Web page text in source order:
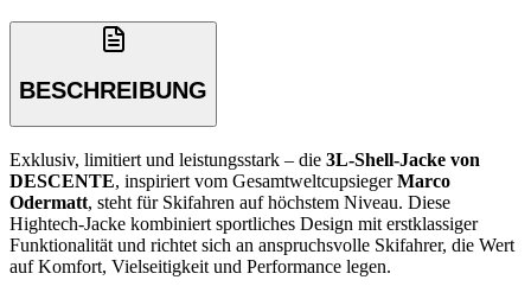
BESCHREIBUNG
Exklusiv, limitiert und leistungsstark – die 3L-Shell-Jacke von
DESCENTE, inspiriert vom GesamtweltcupsiegerMarco
Odermatt, steht für Skifahren auf höchstem Niveau. Diese
Hightech-Jacke kombiniert sportliches Design mit erstklassiger
Funktionalität und richtet sich an anspruchsvolle Skifahrer, die Wert
auf Komfort, Vielseitigkeit und Performance legen.